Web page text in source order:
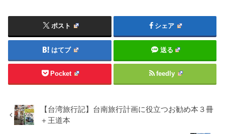
ポスト シェア
はてブ 送る
Pocket feedly
【台湾旅行記】台南旅行計画に役立つお勧め本３冊
＋王道本